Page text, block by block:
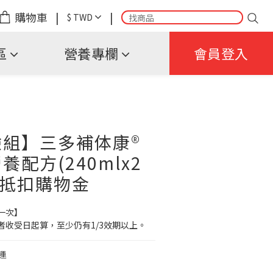
營養專欄 會員登入
購物車 | $ TWD |
】三多補体康®
配方(240mlx2
扣購物金
】
收受日起算，至少仍有1/3效期以上。